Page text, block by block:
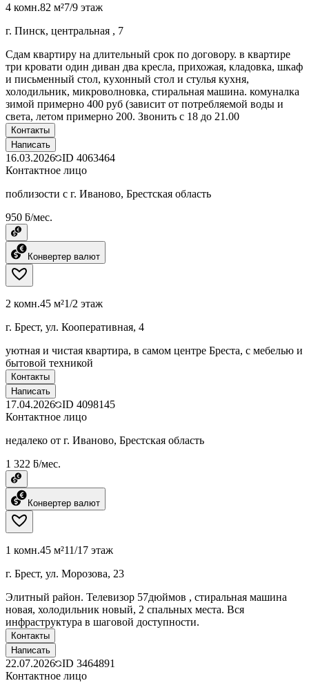
4 комн.82 м²7/9 этаж
г. Пинск, центральная , 7
Сдам квартиру на длительный срок по договору. в квартире
три кровати один диван два кресла, прихожая, кладовка, шкаф
и письменный стол, кухонный стол и стулья кухня,
холодильник, микроволновка, стиральная машина. комуналка
зимой примерно 400 руб (зависит от потребляемой воды и
света, летом примерно 200. Звонить с 18 до 21.00
Контакты
Написать
16.03.2026 ID 4063464
Контактное лицо
поблизости с г. Иваново, Брестская область
950 ƃ/мес.
Конвертер валют
2 комн.45 м²1/2 этаж
г. Брест, ул. Кооперативная, 4
уютная и чистая квартира, в самом центре Бреста, с мебелью и
бытовой техникой
Контакты
Написать
17.04.2026 ID 4098145
Контактное лицо
недалеко от г. Иваново, Брестская область
1 322 ƃ/мес.
Конвертер валют
1 комн.45 м²11/17 этаж
г. Брест, ул. Морозова, 23
Элитный район. Телевизор 57дюймов , стиральная машина
новая, холодильник новый, 2 спальных места. Вся
инфраструктура в шаговой доступности.
Контакты
Написать
22.07.2026 ID 3464891
Контактное лицо